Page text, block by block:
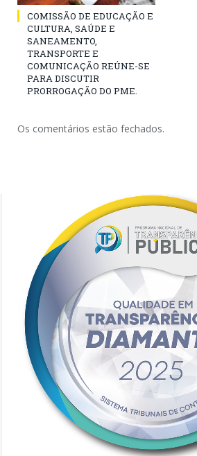
COMISSÃO DE EDUCAÇÃO E
CULTURA, SAÚDE E
SANEAMENTO,
TRANSPORTE E
COMUNICAÇÃO REÚNE-SE
PARA DISCUTIR
PRORROGAÇÃO DO PME.
Os comentários estão fechados.